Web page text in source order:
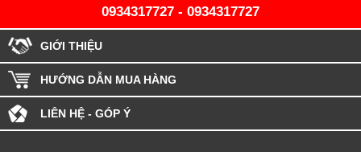
0934317727 - 0934317727
GIỚI THIỆU
HƯỚNG DẪN MUA HÀNG
LIÊN HỆ - GÓP Ý